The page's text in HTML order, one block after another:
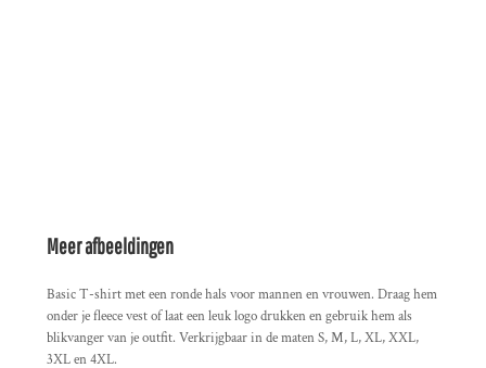
Meer afbeeldingen
Basic T-shirt met een ronde hals voor mannen en vrouwen. Draag hem
onder je fleece vest of laat een leuk logo drukken en gebruik hem als
blikvanger van je outfit. Verkrijgbaar in de maten S, M, L, XL, XXL,
3XL en 4XL.